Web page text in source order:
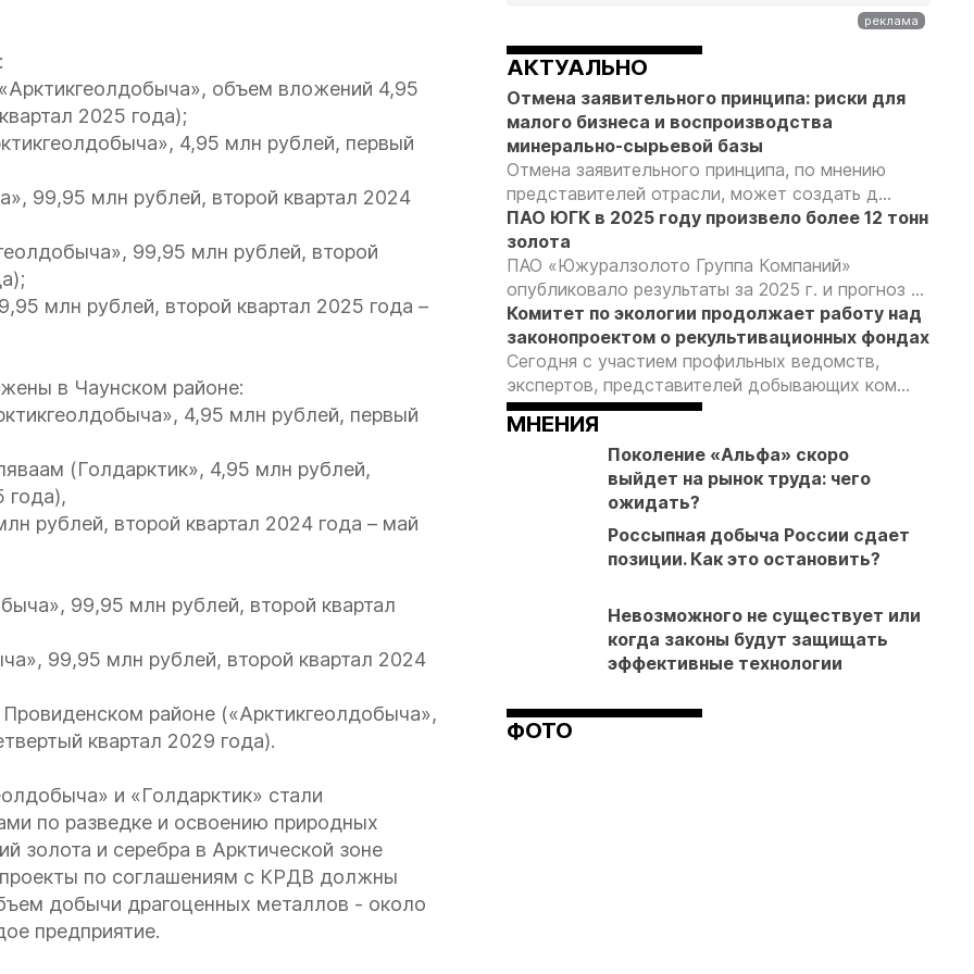
объем вложений 4,95
2025 года);
4,95 млн рублей, первый
99,95 млн рублей, второй квартал 2024
99,95 млн рублей, второй
млн рублей, второй квартал 2025 года –
в Чаунском районе:
4,95 млн рублей, первый
(Голдарктик», 4,95 млн рублей,
года),
рублей, второй квартал 2024 года – май
99,95 млн рублей, второй квартал
99,95 млн рублей, второй квартал 2024
районе («Арктикгеолдобыча»,
квартал 2029 года).
и «Голдарктик» стали
по разведке и освоению природных
золота и серебра в Арктической зоне
по соглашениям с КРДВ должны
добычи драгоценных металлов - около
предприятие.
АКТУАЛЬНО
Отмена заявительного принципа: риски для
малого бизнеса и воспроизводства
минерально-сырьевой базы
Отмена заявительного принципа, по мнению
представителей отрасли, может создать д...
ПАО ЮГК в 2025 году произвело более 12 тонн
золота
ПАО «Южуралзолото Группа Компаний»
опубликовало результаты за 2025 г. и прогноз ...
Комитет по экологии продолжает работу над
законопроектом о рекультивационных фондах
Сегодня с участием профильных ведомств,
экспертов, представителей добывающих ком...
МНЕНИЯ
Поколение «Альфа» скоро
выйдет на рынок труда: чего
ожидать?
Россыпная добыча России сдает
позиции. Как это остановить?
Невозможного не существует или
когда законы будут защищать
эффективные технологии
ФОТО